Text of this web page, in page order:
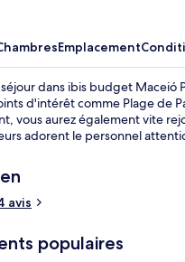
Emplacement
dans ibis budget Maceió
d'intérêt comme Plage de
vous aurez également vite
adorent le personnel
avis
populaires